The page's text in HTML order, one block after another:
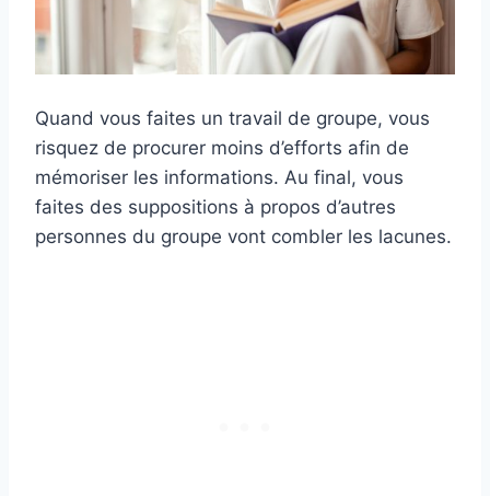
Quand vous faites un travail de groupe, vous
risquez de procurer moins d’efforts afin de
mémoriser les informations. Au final, vous
faites des suppositions à propos d’autres
personnes du groupe vont combler les lacunes.